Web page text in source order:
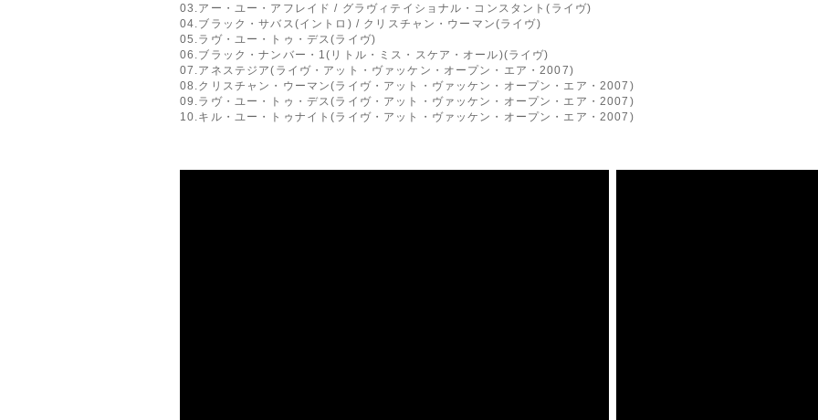
03.アー・ユー・アフレイド / グラヴィテイショナル・コンスタント(ライヴ)
04.ブラック・サバス(イントロ) / クリスチャン・ウーマン(ライヴ)
05.ラヴ・ユー・トゥ・デス(ライヴ)
06.ブラック・ナンバー・1(リトル・ミス・スケア・オール)(ライヴ)
07.アネステジア(ライヴ・アット・ヴァッケン・オープン・エア・2007)
08.クリスチャン・ウーマン(ライヴ・アット・ヴァッケン・オープン・エア・2007)
09.ラヴ・ユー・トゥ・デス(ライヴ・アット・ヴァッケン・オープン・エア・2007)
10.キル・ユー・トゥナイト(ライヴ・アット・ヴァッケン・オープン・エア・2007)